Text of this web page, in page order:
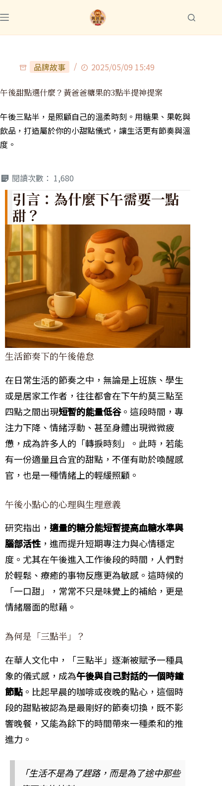
品牌故事 2025/05/09 15:49
午後甜點選什麼？黃爸爸糖果的3點半提神提案
午後三點半，是照顧自己的溫柔時刻。用糖果、果乾與
飲品，打造屬於你的小甜點儀式，讓生活更有節奏與溫
度。
閱讀次數： 1,680
引言：為什麼下午需要一點
甜？
生活節奏下的午後倦怠
在日常生活的節奏之中，無論是上班族、學生
或是居家工作者，往往都會在下午約莫三點至
四點之間出現短暫的能量低谷。這段時間，專
注力下降、情緒浮動、甚至身體出現微微疲
憊，成為許多人的「轉捩時刻」。此時，若能
有一份適量且合宜的甜點，不僅有助於喚醒感
官，也是一種情緒上的輕緩照顧。
午後小點心的心理與生理意義
研究指出， 適量的糖分能短暫提高血糖水準與
腦部活性，進而提升短期專注力與心情穩定
度。尤其在午後進入工作後段的時間，人們對
於輕鬆、療癒的事物反應更為敏感。這時候的
「一口甜」，常常不只是味覺上的補給，更是
情緒層面的慰藉。
為何是「三點半」？
在華人文化中，「三點半」逐漸被賦予一種具
象的儀式感，成為午後與自己對話的一個時鐘
節點 。比起早晨的咖啡或夜晚的點心，這個時
段的甜點被認為是最剛好的節奏切換，既不影
響晚餐，又能為餘下的時間帶來一種柔和的推
進力。
「生活不是為了趕路，而是為了途中那些